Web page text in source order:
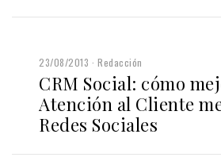
23/08/2013 Redacción
CRM Social: cómo
Atención al Cliente
Redes Sociales